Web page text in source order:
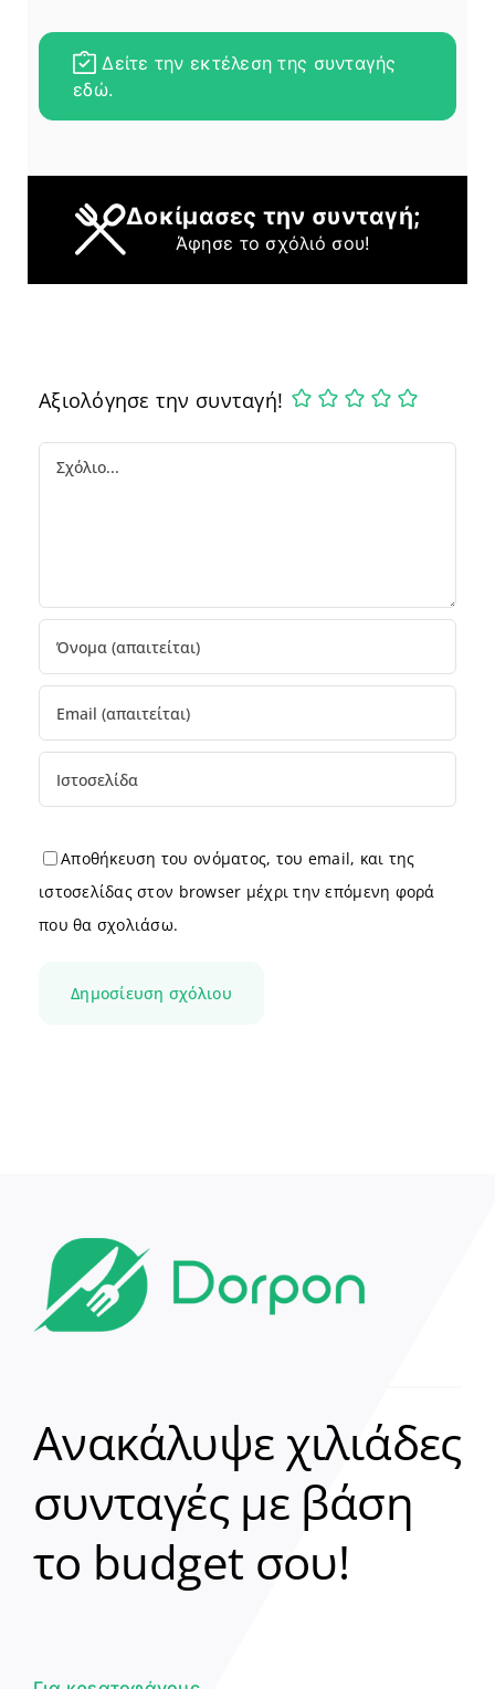
Δείτε την εκτέλεση της συνταγής
εδώ.
Δοκίμασες την συνταγή;
Άφησε το σχόλιό σου!
Αξιολόγησε την συνταγή!
Comment
Αποθήκευση του ονόματος, του email, και της
ιστοσελίδας στον browser μέχρι την επόμενη φορά
που θα σχολιάσω.
Ανακάλυψε χιλιάδες
συνταγές με βάση
το budget σου!